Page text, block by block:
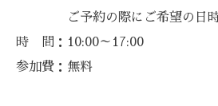
ご予約の際にご希望の日時を
時 間：10:00～17:00
参加費：無料